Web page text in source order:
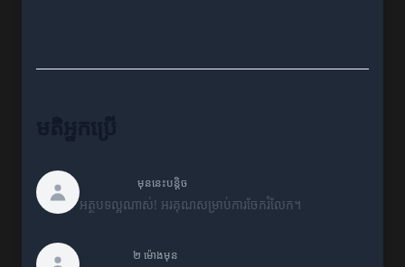
មុននេះបន្តិច
អត្ថបទល្អណាស់! អរគុណសម្រាប់ការចែករំលែក។
២ ម៉ោងមុន